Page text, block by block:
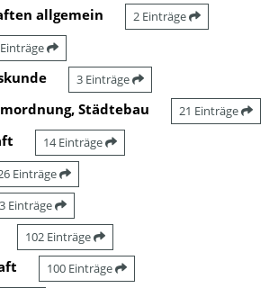
allgemein 2 Einträge
3 Einträge
Städtebau 21 Einträge
14 Einträge
Einträge
Einträge
102 Einträge
100 Einträge